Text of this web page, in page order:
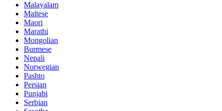
Malayalam
Maltese
Maori
Marathi
Mongolian
Burmese
Nepali
Norwegian
Pashto
Persian
Punjabi
Serbian